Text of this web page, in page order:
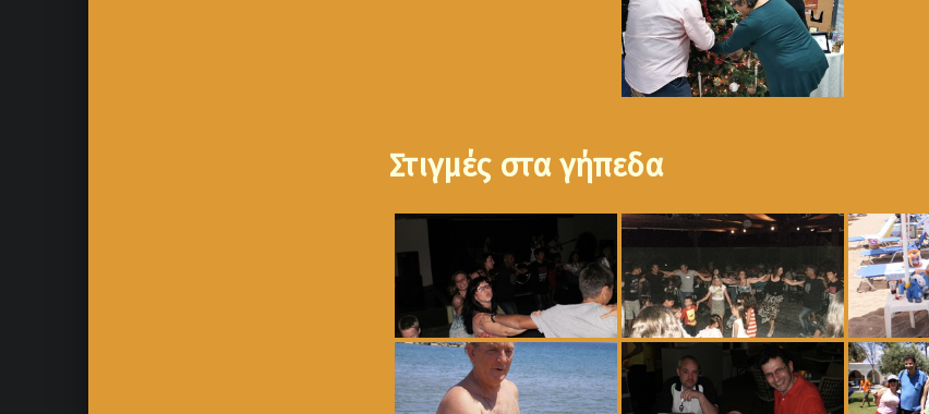
Στιγμές στα γήπεδα